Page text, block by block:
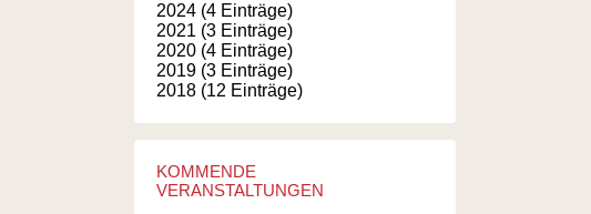
2024 (4 Einträge)
2021 (3 Einträge)
2020 (4 Einträge)
2019 (3 Einträge)
2018 (12 Einträge)
KOMMENDE
VERANSTALTUNGEN